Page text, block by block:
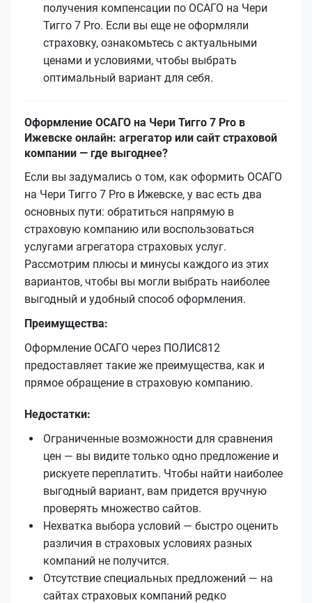
получения компенсации по ОСАГО на Чери
Тигго 7 Pro. Если вы еще не оформляли
страховку, ознакомьтесь с актуальными
ценами и условиями, чтобы выбрать
оптимальный вариант для себя.
Оформление ОСАГО на Чери Тигго 7 Pro в
Ижевске онлайн: агрегатор или сайт страховой
компании — где выгоднее?
Если вы задумались о том, как оформить ОСАГО
на Чери Тигго 7 Pro в Ижевске, у вас есть два
основных пути: обратиться напрямую в
страховую компанию или воспользоваться
услугами агрегатора страховых услуг.
Рассмотрим плюсы и минусы каждого из этих
вариантов, чтобы вы могли выбрать наиболее
выгодный и удобный способ оформления.
Преимущества:
Оформление ОСАГО через ПОЛИС812
предоставляет такие же преимущества, как и
прямое обращение в страховую компанию.
Недостатки:
Ограниченные возможности для сравнения
цен — вы видите только одно предложение и
рискуете переплатить. Чтобы найти наиболее
выгодный вариант, вам придется вручную
проверять множество сайтов.
Нехватка выбора условий — быстро оценить
различия в страховых условиях разных
компаний не получится.
Отсутствие специальных предложений — на
сайтах страховых компаний редко